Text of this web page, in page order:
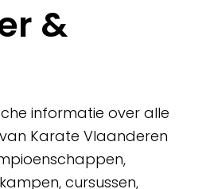
&
informatie over alle
Karate Vlaanderen
cursussen,